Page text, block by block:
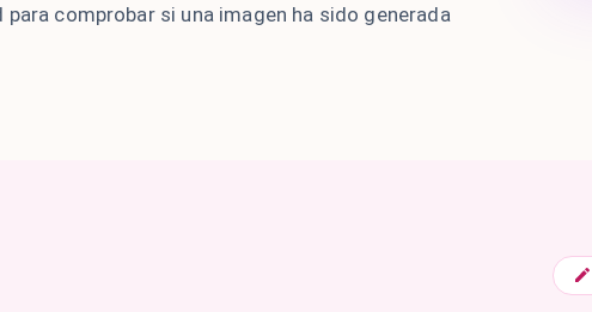
comprobar si una imagen ha sido generada